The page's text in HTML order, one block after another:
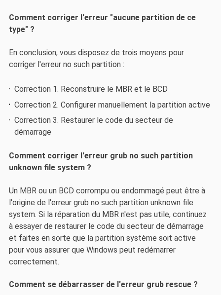
Comment corriger l'erreur "aucune partition de ce
type" ?
En conclusion, vous disposez de trois moyens pour
corriger l'erreur no such partition :
Correction 1. Reconstruire le MBR et le BCD
Correction 2. Configurer manuellement la partition active
Correction 3. Restaurer le code du secteur de
démarrage
Comment corriger l'erreur grub no such partition
unknown file system ?
Un MBR ou un BCD corrompu ou endommagé peut être à
l'origine de l'erreur grub no such partition unknown file
system. Si la réparation du MBR n'est pas utile, continuez
à essayer de restaurer le code du secteur de démarrage
et faites en sorte que la partition système soit active
pour vous assurer que Windows peut redémarrer
correctement.
Comment se débarrasser de l'erreur grub rescue ?